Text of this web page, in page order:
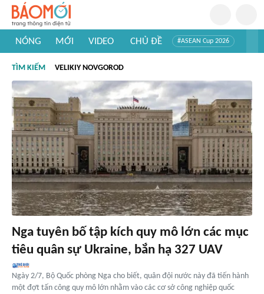
NÓNG MỚI VIDEO CHỦ ĐỀ #ASEAN Cup 2026
#Khám phá thế giới
TÌM KIẾM VELIKIY NOVGOROD
Nga tuyên bố tập kích quy mô lớn các mục
tiêu quân sự Ukraine, bắn hạ 327 UAV
Ngày 2/7, Bộ Quốc phòng Nga cho biết, quân đội nước này đã tiến hành
một đợt tấn công quy mô lớn nhằm vào các cơ sở công nghiệp quốc